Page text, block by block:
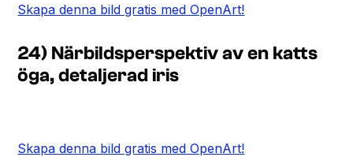
Skapa denna bild gratis med OpenArt!
24) Närbildsperspektiv av en katts
öga, detaljerad iris
Skapa denna bild gratis med OpenArt!